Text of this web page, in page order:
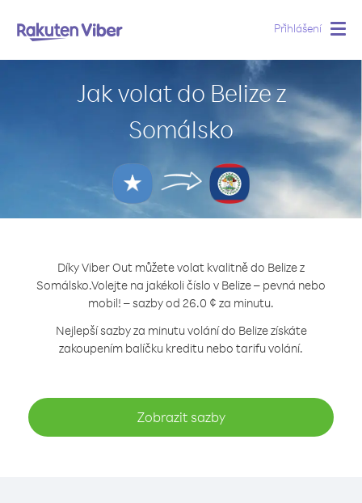
Přihlášení
Jak volat do Belize z
Somálsko
Díky Viber Out můžete volat kvalitně do Belize z
Somálsko.Volejte na jakékoli číslo v Belize – pevná nebo
mobil! – sazby od 26.0 ¢ za minutu.
Nejlepší sazby za minutu volání do Belize získáte
zakoupením balíčku kreditu nebo tarifu volání.
Zobrazit sazby